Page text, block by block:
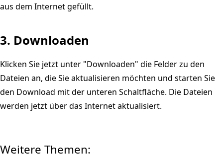
aus dem Internet gefüllt.
3. Downloaden
Klicken Sie jetzt unter "Downloaden" die Felder zu den
Dateien an, die Sie aktualisieren möchten und starten Sie
den Download mit der unteren Schaltfläche. Die Dateien
werden jetzt über das Internet aktualisiert.
Weitere Themen: